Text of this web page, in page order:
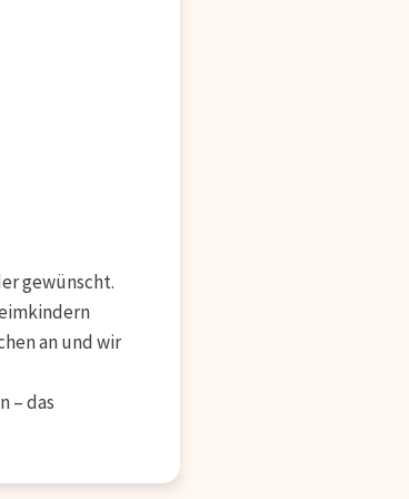
gewünscht.
an und wir
– das